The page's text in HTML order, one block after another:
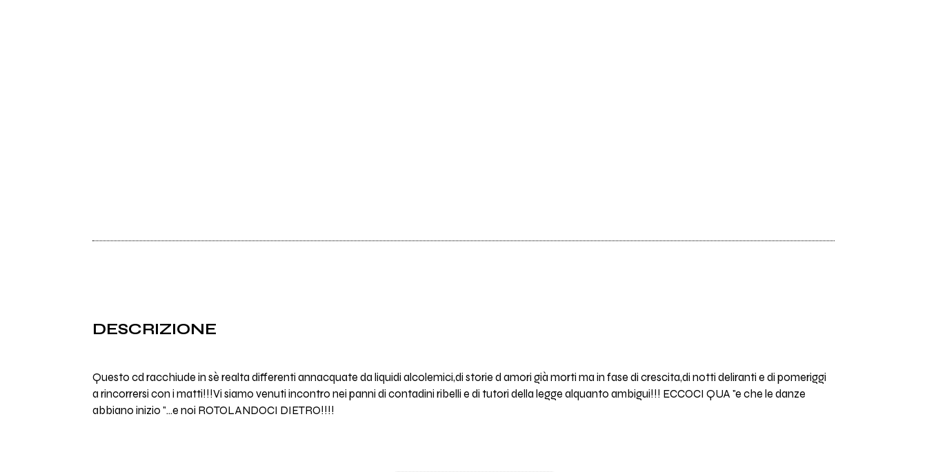
DESCRIZIONE
Questo cd racchiude in sè realta differenti annacquate da liquidi alcolemici,di storie d amori già morti ma in fase di crescita,di notti deliranti e di pomeriggi
a rincorrersi con i matti!!!Vi siamo venuti incontro nei panni di contadini ribelli e di tutori della legge alquanto ambigui!!! ECCOCI QUA "e che le danze
abbiano inizio "...e noi ROTOLANDOCI DIETRO!!!!